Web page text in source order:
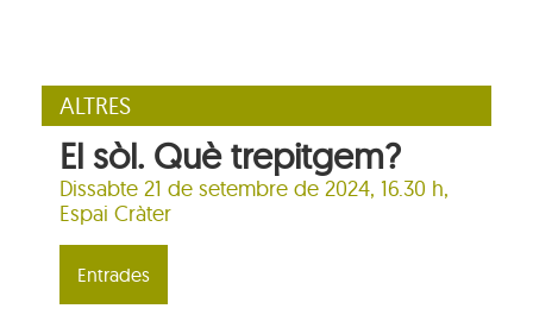
ALTRES
El sòl. Què trepitgem?
Dissabte 21 de setembre de 2024, 16.30 h,
Espai Cràter
Entrades